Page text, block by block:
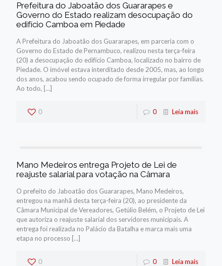
Prefeitura do Jaboatão dos Guararapes e
Governo do Estado realizam desocupação do
edifício Camboa em Piedade
A Prefeitura do Jaboatão dos Guararapes, em parceria com o
Governo do Estado de Pernambuco, realizou nesta terça-feira
(20) a desocupação do edifício Camboa, localizado no bairro de
Piedade. O imóvel estava interditado desde 2005, mas, ao longo
dos anos, acabou sendo ocupado de forma irregular por famílias.
Ao todo, […]
0 0 Leia mais
Mano Medeiros entrega Projeto de Lei de
reajuste salarial para votação na Câmara
O prefeito do Jaboatão dos Guararapes, Mano Medeiros,
entregou na manhã desta terça-feira (20), ao presidente da
Câmara Municipal de Vereadores, Getúlio Belém, o Projeto de Lei
que autoriza o reajuste salarial dos servidores municipais. A
entrega foi realizada no Palácio da Batalha e marca mais uma
etapa no processo […]
0 0 Leia mais